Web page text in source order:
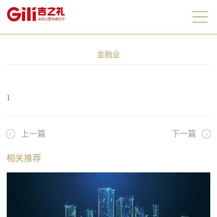
金融业
1
上一篇 下一篇
相关推荐